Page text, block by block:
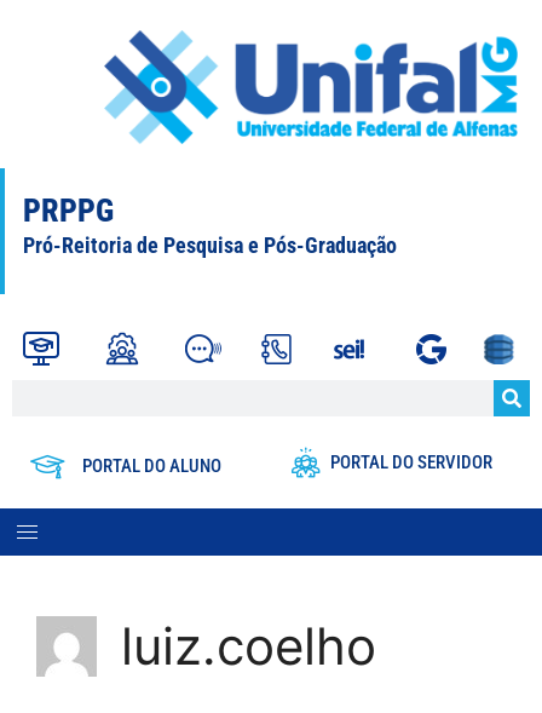
PRPPG
Pró-Reitoria de Pesquisa e Pós-Graduação
PORTAL DO ALUNO PORTAL DO SERVIDOR
luiz.coelho